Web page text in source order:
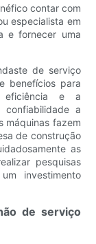
contar com
especialista em
e fornecer uma
de serviço
benefícios para
eficiência e a
a
máquinas fazem
de construção
as
pesquisas
investimento
de serviço